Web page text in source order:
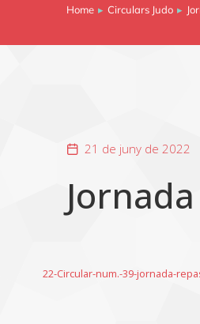
You are here:
Home Circulars Judo
21 de juny de 2022
22-Circular-num.-39-jornada-